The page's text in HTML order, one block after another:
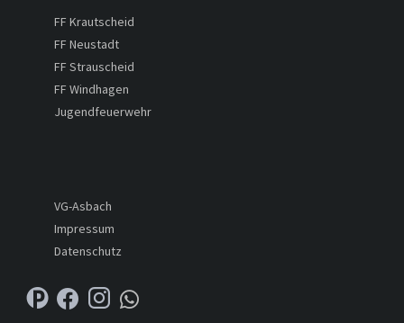
FF Krautscheid
FF Neustadt
FF Strauscheid
FF Windhagen
Jugendfeuerwehr
VG-Asbach
Impressum
Datenschutz